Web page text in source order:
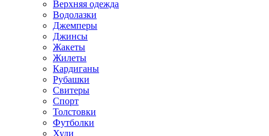
Верхняя одежда
Водолазки
Джемперы
Джинсы
Жакеты
Жилеты
Кардиганы
Рубашки
Свитеры
Спорт
Толстовки
Футболки
Худи